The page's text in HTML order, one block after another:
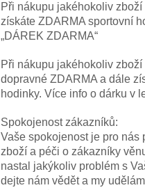
Při nákupu jakéhokoliv
získáte ZDARMA sportovní
„DÁREK ZDARMA“
Při nákupu jakéhokoliv
dopravné ZDARMA a dále
hodinky. Více info o dárku v
Spokojenost zákazníků:
Vaše spokojenost je pro nás
zboží a péči o zákazníky
nastal jakýkoliv problém s
dejte nám vědět a my